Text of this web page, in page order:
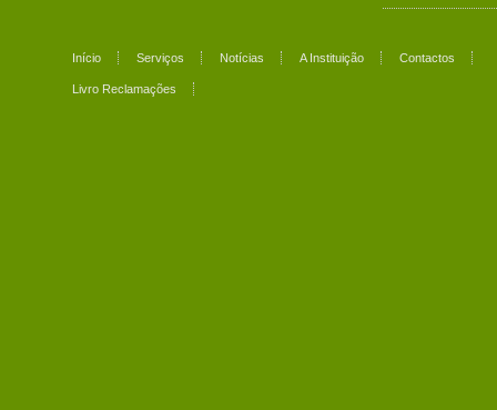
Início Serviços Notícias A Instituição Contactos
Livro Reclamações